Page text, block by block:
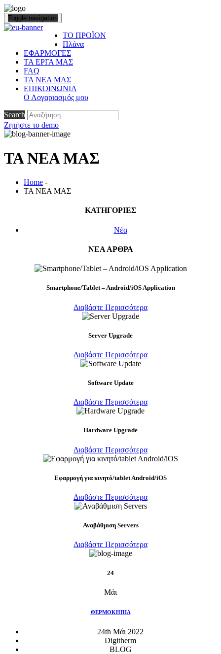
Toggle navigation
ΤΟ ΠΡΟΪΟΝ
Πλάνα
ΕΦΑΡΜΟΓΕΣ
ΤΑ ΕΡΓΑ ΜΑΣ
FAQ
ΤΑ ΝΕΑ ΜΑΣ
ΕΠΙΚΟΙΝΩΝΙΑ
Ο Λογαριασμός μου
Search
Ζητήστε το demo
ΤΑ ΝΕΑ ΜΑΣ
Home -
ΤΑ ΝΕΑ ΜΑΣ
ΚΑΤΗΓΟΡΙΕΣ
Νέα
ΝΕΑ ΑΡΘΡΑ
Smartphone/Tablet – Android/iOS Application
Διαβάστε Περισσότερα
Server Upgrade
Διαβάστε Περισσότερα
Software Update
Διαβάστε Περισσότερα
Hardware Upgrade
Διαβάστε Περισσότερα
Eφαρμογή για κινητό/tablet Android/iOS
Διαβάστε Περισσότερα
Αναβάθμιση Servers
Διαβάστε Περισσότερα
24
Μάι
ΘΕΡΜΟΚΗΠΙΑ
24th Μάι 2022
Digitherm
BLOG